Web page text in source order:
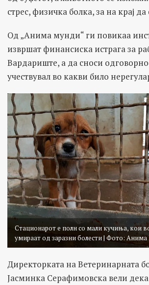
стрес, физичка болка, за на крај да
Од „Анима мунди“ ги повикаа
извршат финансиска истрага за
Вардариште, а да сноси
учествувал во какви било
Стационарот е полн со мали кучиња, кои
умираат од заразни болести | Фото:
Директорката на Ветеринарната
Јасминка Серафимовска вели дека